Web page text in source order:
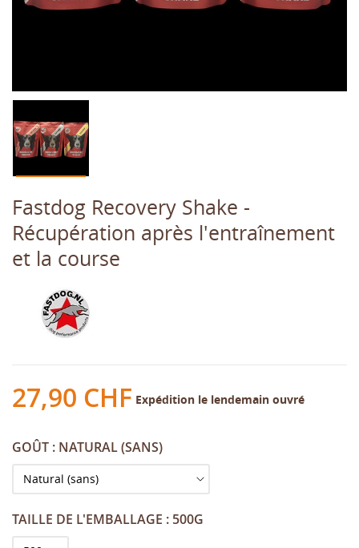
Fastdog Recovery Shake -
Récupération après l'entraînement
et la course
27,90 CHF Expédition le lendemain ouvré
GOÛT : NATURAL (SANS)
TAILLE DE L'EMBALLAGE : 500G